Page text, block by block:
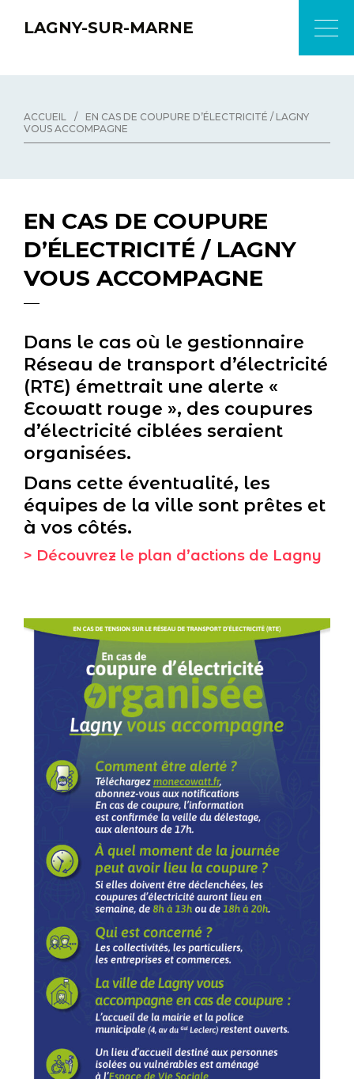
LAGNY-SUR-MARNE
ACCUEIL /
EN CAS DE COUPURE D’ÉLECTRICITÉ / LAGNY
VOUS ACCOMPAGNE
EN CAS DE COUPURE
D’ÉLECTRICITÉ / LAGNY
VOUS ACCOMPAGNE
Dans le cas où le gestionnaire
Réseau de transport d’électricité
(RTE) émettrait une alerte «
Ecowatt rouge », des coupures
d’électricité ciblées seraient
organisées.
Dans cette éventualité, les
équipes de la ville sont prêtes et
à vos côtés.
> Découvrez le plan d’actions de Lagny